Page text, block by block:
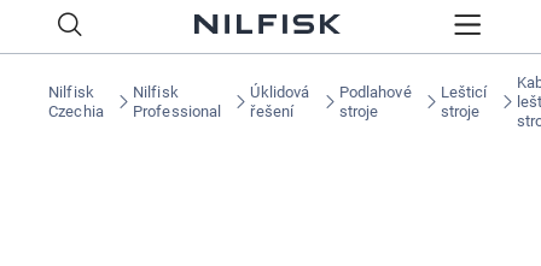
Nilfisk
Czechia
Nilfisk
Professional
Úklidová
řešení
Podlahové
stroje
Lešticí
stroje